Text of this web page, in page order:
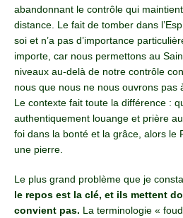
abandonnant le contrôle qui
distance. Le fait de tomber dans
soi et n’a pas d’importance
importe, car nous permettons au
niveaux au-delà de notre contrôle
nous que nous ne nous ouvrons pas
Le contexte fait toute la différence :
authentiquement louange et prière
foi dans la bonté et la grâce, alors le
une pierre.
Le plus grand problème que je
le repos est la clé, et ils mettent
convient pas. La terminologie «